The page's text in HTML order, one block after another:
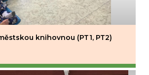
knihovnou (PT1, PT2)